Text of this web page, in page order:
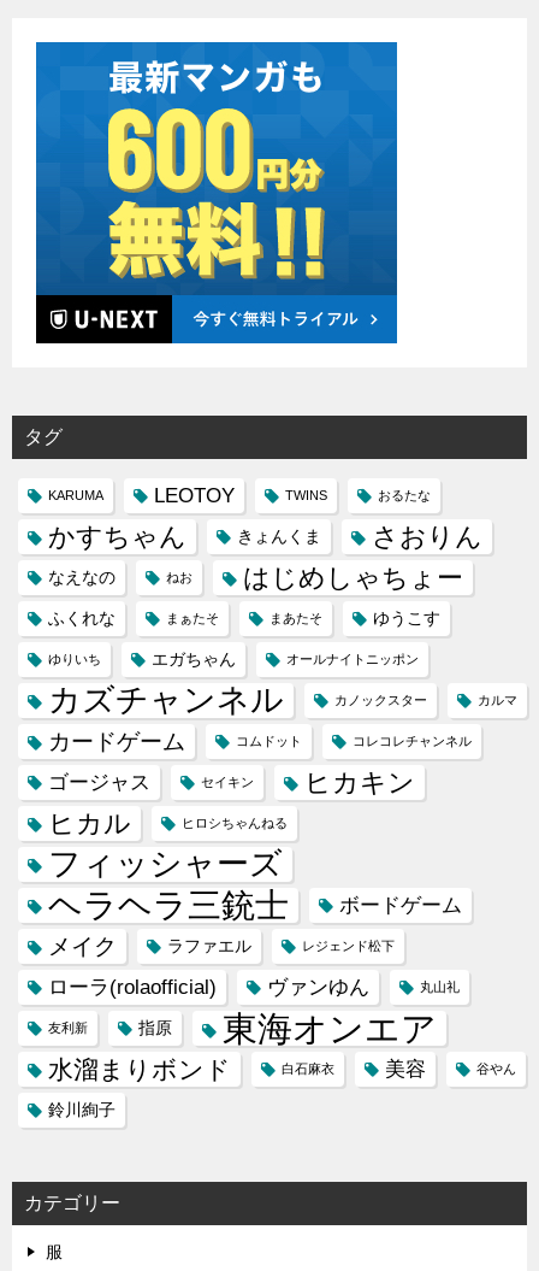
タグ
KARUMA LEOTOY TWINS おるたな
かすちゃん きょんくま さおりん
なえなの ねお はじめしゃちょー
ふくれな まぁたそ まあたそ ゆうこす
ゆりいち エガちゃん オールナイトニッポン
カズチャンネル カノックスター カルマ
カードゲーム コムドット コレコレチャンネル
ゴージャス セイキン
ヒカキン
ヒカル
ヒロシちゃんねる
フィッシャーズ
ヘラヘラ三銃士 ボードゲーム
メイク ラファエル レジェンド松下
ローラ(rolaofficial) ヴァンゆん 丸山礼
友利新 指原 東海オンエア
水溜まりボンド 白石麻衣 美容 谷やん
鈴川絢子
カテゴリー
服